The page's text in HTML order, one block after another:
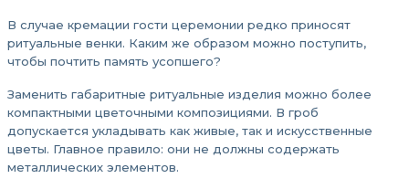
В случае кремации гости церемонии редко приносят
ритуальные венки. Каким же образом можно поступить,
чтобы почтить память усопшего?
Заменить габаритные ритуальные изделия можно более
компактными цветочными композициями. В гроб
допускается укладывать как живые, так и искусственные
цветы. Главное правило: они не должны содержать
металлических элементов.